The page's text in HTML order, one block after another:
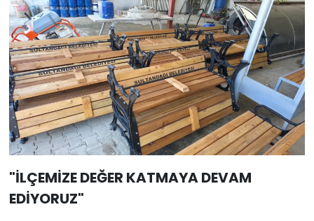
"İLÇEMİZE DEĞER KATMAYA DEVAM
EDİYORUZ"